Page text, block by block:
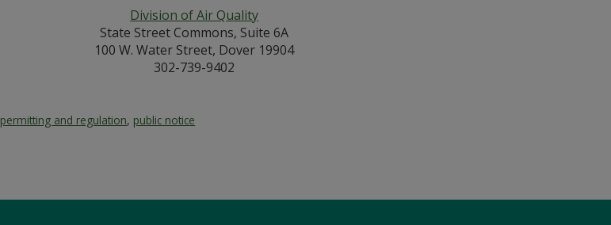
Division of Air Quality
State Street Commons, Suite 6A
100 W. Water Street, Dover 19904
302-739-9402
permitting and regulation, public notice